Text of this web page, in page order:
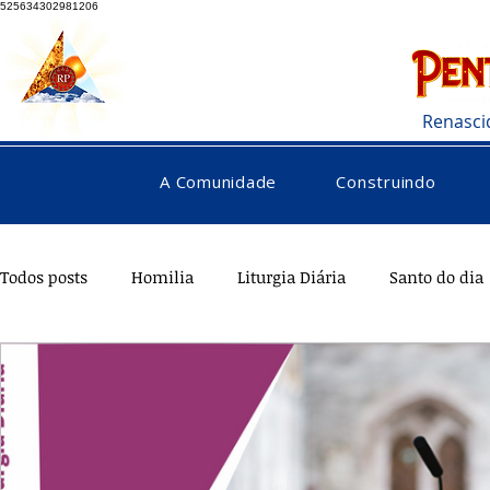
525634302981206
A Comunidade Construindo
Todos posts Homilia Liturgia Diária Santo do dia
Pentecostes Galeria